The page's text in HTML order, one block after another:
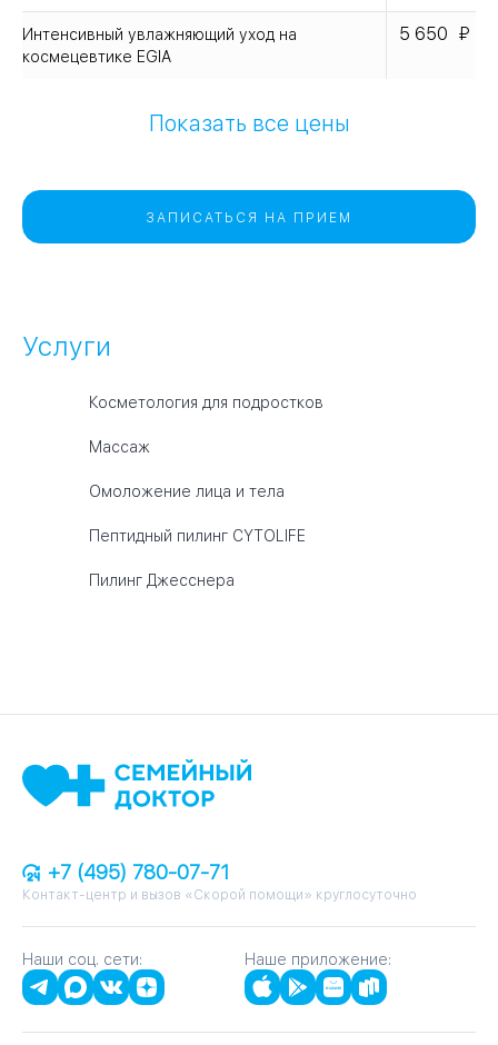
Интенсивный увлажняющий уход на
космецевтике EGIA
5 650
Показать все цены
ЗАПИСАТЬСЯ НА ПРИЕМ
Услуги
Косметология для подростков
Массаж
Омоложение лица и тела
Пептидный пилинг CYTOLIFE
Пилинг Джесснера
+7 (495) 780-07-71
Контакт-центр и вызов «Скорой помощи» круглосуточно
Наши соц. сети: Наше приложение: